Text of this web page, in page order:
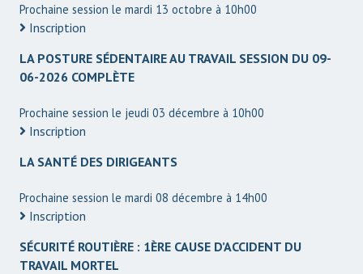
Prochaine session le mardi 13 octobre à 10h00
Inscription
LA POSTURE SÉDENTAIRE AU TRAVAIL SESSION DU 09-
06-2026 COMPLÈTE
Prochaine session le jeudi 03 décembre à 10h00
Inscription
LA SANTÉ DES DIRIGEANTS
Prochaine session le mardi 08 décembre à 14h00
Inscription
SÉCURITÉ ROUTIÈRE : 1ÈRE CAUSE D’ACCIDENT DU
TRAVAIL MORTEL